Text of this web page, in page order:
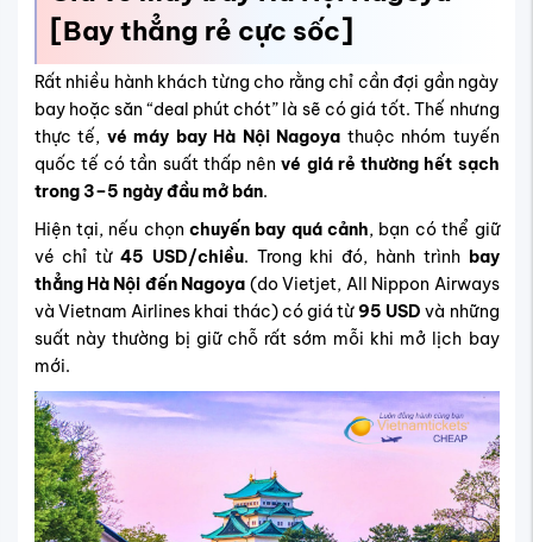
[Bay thẳng rẻ cực sốc]
Rất nhiều hành khách từng cho rằng chỉ cần đợi gần ngày
bay hoặc săn “deal phút chót” là sẽ có giá tốt. Thế nhưng
thực tế, vé máy bay Hà Nội Nagoya thuộc nhóm tuyến
quốc tế có tần suất thấp nênvé giá rẻ thường hết sạch
trong 3–5 ngày đầu mở bán.
Hiện tại, nếu chọn chuyến bay quá cảnh, bạn có thể giữ
vé chỉ từ 45 USD/chiều. Trong khi đó, hành trình bay
thẳng Hà Nội đến Nagoya (do Vietjet, All Nippon Airways
và Vietnam Airlines khai thác) có giá từ95 USD và những
suất này thường bị giữ chỗ rất sớm mỗi khi mở lịch bay
mới.